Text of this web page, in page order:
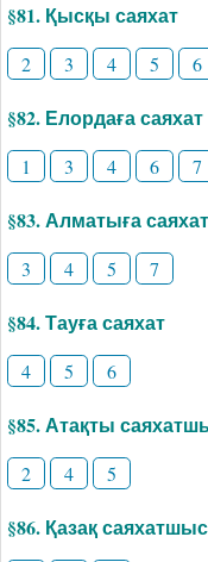
§81. Қысқы саяхат
2 3 4 5 6
§82. Елордаға саяхат
1 3 4 6 7
§83. Алматыға саяхат
3 4 5 7
§84. Тауға саяхат
4 5 6
§85. Атақты
2 4 5
§86. Қазақ